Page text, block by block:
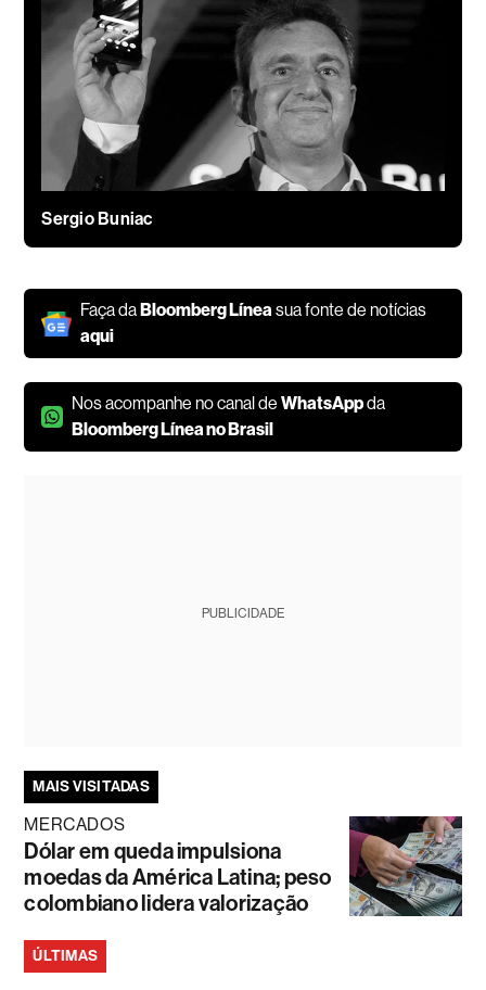
Sergio Buniac
Faça daBloomberg Líneasua fonte de notícias
aqui
Nos acompanhe no canal deWhatsAppda
Bloomberg Línea no Brasil
PUBLICIDADE
MAIS VISITADAS
MERCADOS
Dólar em queda impulsiona
moedas da América Latina; peso
colombiano lidera valorização
ÚLTIMAS